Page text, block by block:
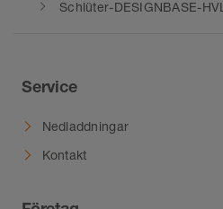
Schlüter-DESIGNBASE-HVL
Service
Nedladdningar
Kontakt